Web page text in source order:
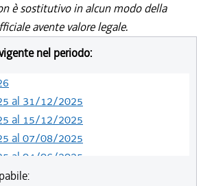
è sostitutivo in alcun modo della
avente valore legale.
nel periodo:
al 31/12/2025
al 15/12/2025
al 07/08/2025
al 04/06/2025
al 31/12/2024